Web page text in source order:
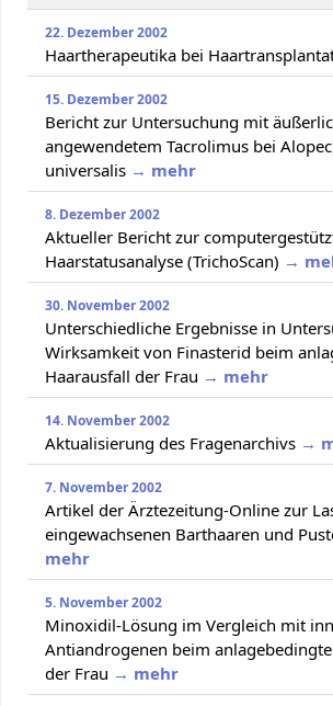
22. Dezember 2002
Haartherapeutika bei
15. Dezember 2002
Bericht zur Untersuchung mit
angewendetem Tacrolimus bei
universalis → mehr
8. Dezember 2002
Aktueller Bericht zur
Haarstatusanalyse (TrichoScan) →
30. November 2002
Unterschiedliche Ergebnisse in
Wirksamkeit von Finasterid beim
Haarausfall der Frau → mehr
14. November 2002
Aktualisierung des Fragenarchivs →
7. November 2002
Artikel der Ärztezeitung-Online zur
eingewachsenen Barthaaren und
mehr
5. November 2002
Minoxidil-Lösung im Vergleich mit
Antiandrogenen beim
der Frau → mehr